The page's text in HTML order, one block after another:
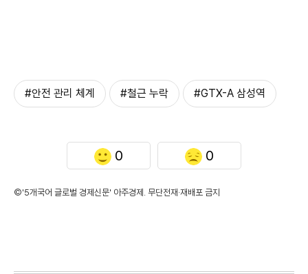
#안전 관리 체계 #철근 누락 #GTX-A 삼성역
0 0
©'5개국어 글로벌 경제신문' 아주경제. 무단전재·재배포 금지